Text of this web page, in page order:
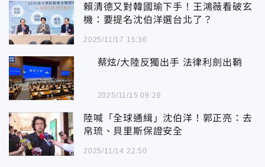
賴清德又對韓國瑜下手！王鴻薇看破玄
機：要提名沈伯洋選台北了？
2025/11/17 15:36
蔡炫/大陸反獨出手 法律利劍出鞘
2025/11/15 09:26
陸喊「全球通緝」沈伯洋！郭正亮：去
帛琉、貝里斯保證安全
2025/11/14 22:50